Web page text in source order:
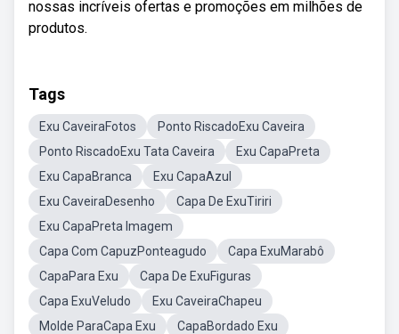
nossas incríveis ofertas e promoções em milhões de
produtos.
Tags
Exu CaveiraFotos
Ponto RiscadoExu Caveira
Ponto RiscadoExu Tata Caveira
Exu CapaPreta
Exu CapaBranca
Exu CapaAzul
Exu CaveiraDesenho
Capa De ExuTiriri
Exu CapaPreta Imagem
Capa Com CapuzPonteagudo
Capa ExuMarabô
CapaPara Exu
Capa De ExuFiguras
Capa ExuVeludo
Exu CaveiraChapeu
Molde ParaCapa Exu
CapaBordado Exu